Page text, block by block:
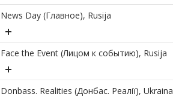
News Day (Главное), Rusija
Face the Event (Лицом к событию), Rusija
Donbass. Realities (Донбас. Реалії), Ukraina